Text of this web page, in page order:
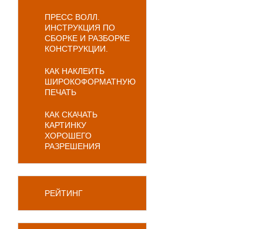
ПРЕСС ВОЛЛ.
ИНСТРУКЦИЯ ПО
СБОРКЕ И РАЗБОРКЕ
КОНСТРУКЦИИ.
КАК НАКЛЕИТЬ
ШИРОКОФОРМАТНУЮ
ПЕЧАТЬ
КАК СКАЧАТЬ
КАРТИНКУ
ХОРОШЕГО
РАЗРЕШЕНИЯ
РЕЙТИНГ